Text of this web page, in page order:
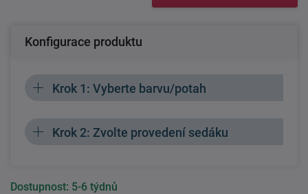
Konfigurace produktu
Krok 1: Vyberte barvu/potah
Krok 2: Zvolte provedení sedáku
Dostupnost: 5-6 týdnů